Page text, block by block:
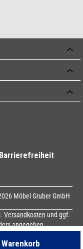
Barrierefreiheit
Möbel Gruber GmbH
Versandkosten und ggf.
angegeben.